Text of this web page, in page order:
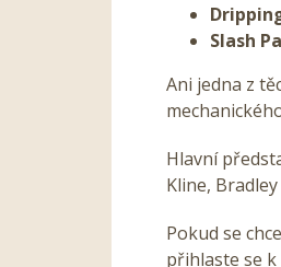
Slash
Ani jedna z
Hlavní
Kline,
Pokud se
přihlaste se